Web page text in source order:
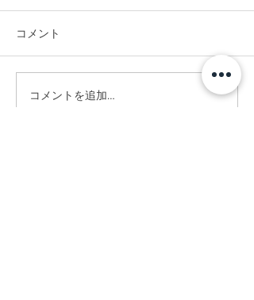
コメント
コメントを追加…